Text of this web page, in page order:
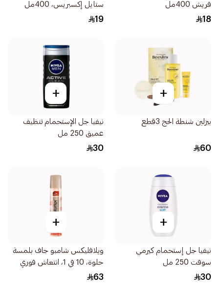
فريش 400مل
18
ستايل إكسبريس، 400مل
19
+
بيزلين شنطة الحج 3قطع
60
+
نيفيا جل الإستحمام تنظيف
عميق 250 مل
30
+
نيفيا جل إستحمام كيرمي
سوفت 250 مل
30
+
ويلافليكس شامبو جاف بلمسة
حلوة، 10 في 1، انتعاش فوري
للشعر، 180 مل
63